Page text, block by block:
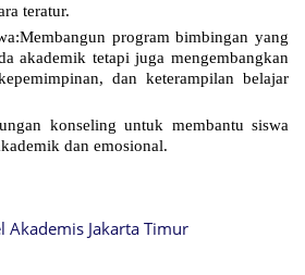
teratur.
program bimbingan yang
akademik tetapi juga mengembangkan
dan keterampilan belajar
konseling untuk membantu siswa
dan emosional.